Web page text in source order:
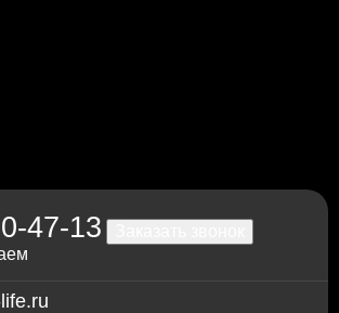
юрлиц и ИП — без НДС, по
(Африка) SHP, 26х95 мм.,
47-13